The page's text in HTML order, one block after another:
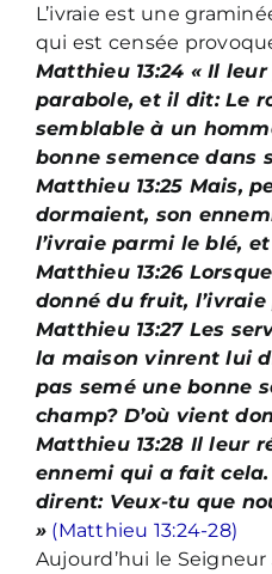
L’ivraie est une
qui est censée
Matthieu 13:24 « Il
parabole, et il dit: Le
semblable à un
bonne semence dans
Matthieu 13:25 Mais,
dormaient, son
l’ivraie parmi le blé, et
Matthieu 13:26
donné du fruit,
Matthieu 13:27 Les
la maison vinrent lui
pas semé une bonne
champ? D’où vient
Matthieu 13:28 Il leur
ennemi qui a fait
dirent: Veux-tu que
» (Matthieu 13:24-28)
Aujourd’hui le